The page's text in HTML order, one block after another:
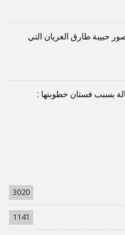
حبيبة طارق العريان التي
بسبب فستان خطوبتها :
3020
1141